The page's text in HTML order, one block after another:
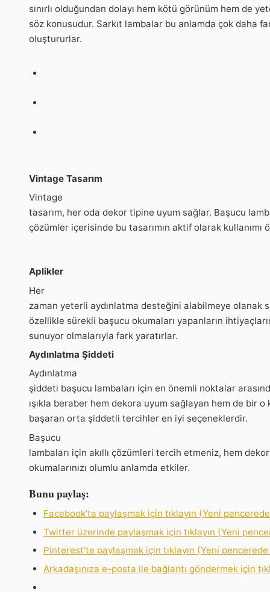
sınırlı olduğundan dolayı hem kötü görünüm hem de
söz konusudur. Sarkıt lambalar bu anlamda çok daha
oluştururlar.
Vintage Tasarım
Vintage
tasarım, her oda dekor tipine uyum sağlar. Başucu
çözümler içerisinde bu tasarımın aktif olarak kullanımı
Aplikler
Her
zaman yeterli aydınlatma desteğini alabilmeye olanak
özellikle sürekli başucu okumaları yapanların
sunuyor olmalarıyla fark yaratırlar.
Aydınlatma Şiddeti
Aydınlatma
şiddeti başucu lambaları için en önemli noktalar
ışıkla beraber hem dekora uyum sağlayan hem de bir o
başaran orta şiddetli tercihler en iyi seçeneklerdir.
Başucu
lambaları için akıllı çözümleri tercih etmeniz, hem
okumalarınızı olumlu anlamda etkiler.
Bunu paylaş:
Facebook’ta paylaşmak için tıklayın (Yeni pencerede
Twitter üzerinde paylaşmak için tıklayın (Yeni
Pinterest’te paylaşmak için tıklayın (Yeni pencerede
Arkadaşınıza e-posta ile bağlantı göndermek için